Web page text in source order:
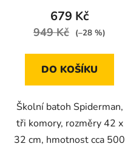
679 Kč
949 Kč (–28 %)
DO KOŠÍKU
Školní batoh Spiderman,
tři komory, rozměry 42 x
32 cm, hmotnost cca 500